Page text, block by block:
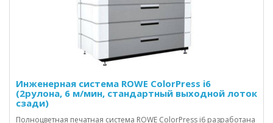
Инженерная система ROWE ColorPress i6
(2рулона, 6 м/мин, стандартный выходной лоток
сзади)
Полноцветная печатная система ROWE ColorPress i6 разработана